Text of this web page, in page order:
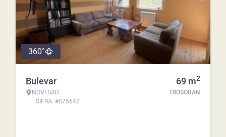
360°
Bulevar
NOVI SAD
ŠIFRA: #575647
69 m2
TROSOBAN